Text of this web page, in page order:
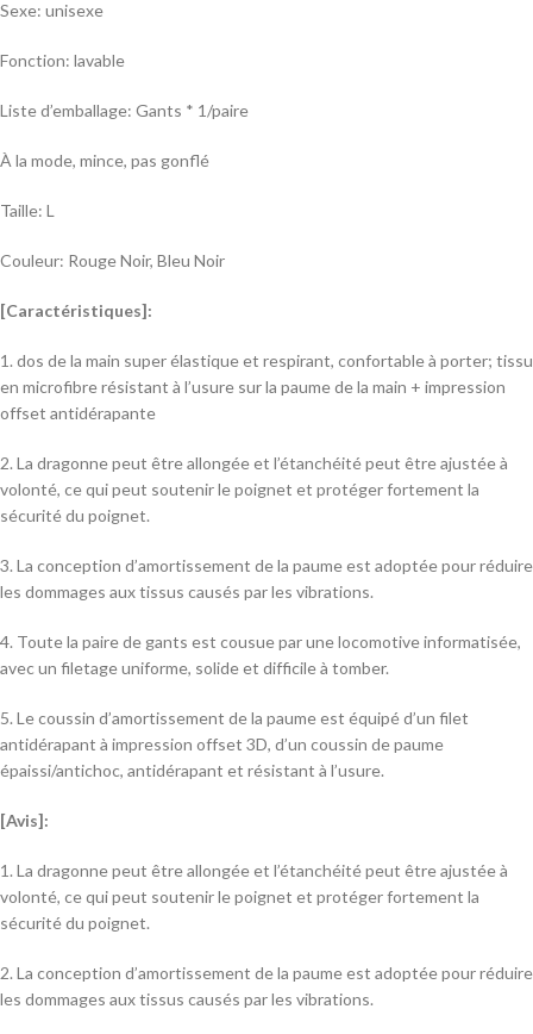
Sexe: unisexe
Fonction: lavable
Liste d’emballage: Gants * 1/paire
À la mode, mince, pas gonflé
Taille: L
Couleur: Rouge Noir, Bleu Noir
[Caractéristiques]:
1. dos de la main super élastique et respirant, confortable à porter; tissu
en microfibre résistant à l’usure sur la paume de la main + impression
offset antidérapante
2. La dragonne peut être allongée et l’étanchéité peut être ajustée à
volonté, ce qui peut soutenir le poignet et protéger fortement la
sécurité du poignet.
3. La conception d’amortissement de la paume est adoptée pour réduire
les dommages aux tissus causés par les vibrations.
4. Toute la paire de gants est cousue par une locomotive informatisée,
avec un filetage uniforme, solide et difficile à tomber.
5. Le coussin d’amortissement de la paume est équipé d’un filet
antidérapant à impression offset 3D, d’un coussin de paume
épaissi/antichoc, antidérapant et résistant à l’usure.
[Avis]:
1. La dragonne peut être allongée et l’étanchéité peut être ajustée à
volonté, ce qui peut soutenir le poignet et protéger fortement la
sécurité du poignet.
2. La conception d’amortissement de la paume est adoptée pour réduire
les dommages aux tissus causés par les vibrations.